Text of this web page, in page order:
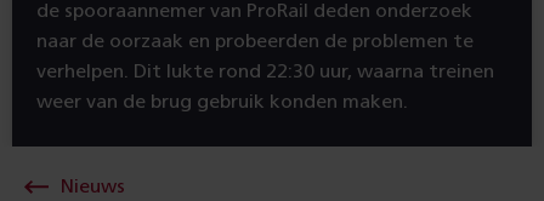
de spooraannemer van ProRail deden onderzoek
naar de oorzaak en probeerden de problemen te
verhelpen. Dit lukte rond 22:30 uur, waarna treinen
weer van de brug gebruik konden maken.
Nieuws